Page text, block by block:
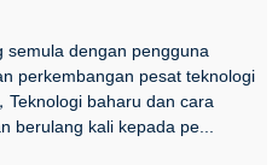
semula dengan pengguna
perkembangan pesat teknologi
Teknologi baharu dan cara
berulang kali kepada pe...